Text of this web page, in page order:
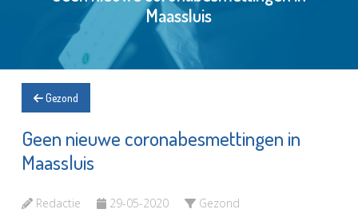
Maassluis
Gezond
Geen nieuwe coronabesmettingen in
Maassluis
Redactie 29-05-2020 Gezond